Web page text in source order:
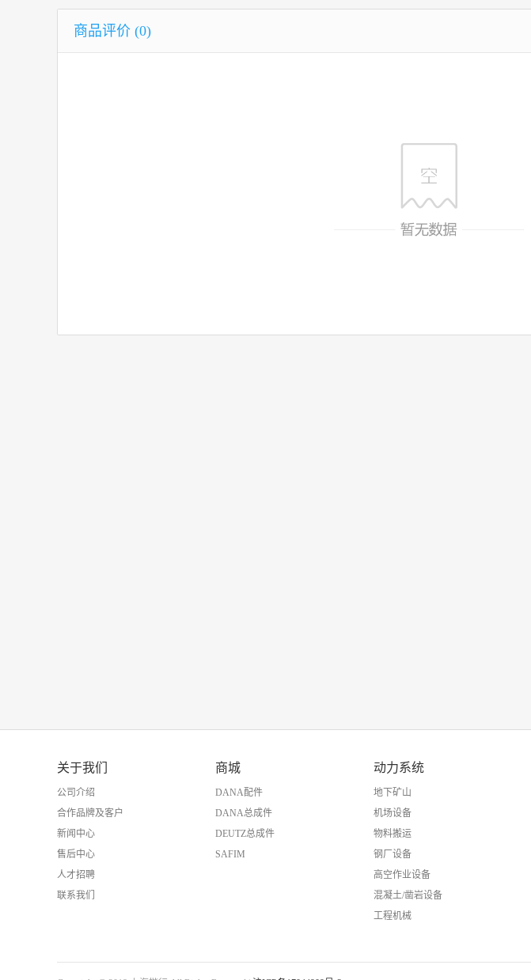
商品评价 (0)
关于我们
公司介绍
合作品牌及客户
新闻中心
售后中心
人才招聘
联系我们
商城
DANA配件
DANA总成件
DEUTZ总成件
SAFIM
动力系统
地下矿山
机场设备
物料搬运
钢厂设备
高空作业设备
混凝土/凿岩设备
工程机械